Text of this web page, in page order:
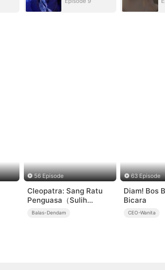
56 Episode
Cleopatra: Sang Ratu
Penguasa（Sulih
Suara）
Balas-Dendam
63 Episode
Diam! Bos
Bicara
CEO-Wanita